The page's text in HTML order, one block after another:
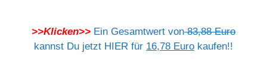
>>Klicken>> Ein Gesamtwert von83,88 Euro
kannst Du jetzt HIER für 16,78 Euro kaufen!!